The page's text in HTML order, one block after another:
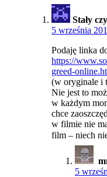
Stały
5 września
Podaję linka
https://
greed-
(w oryginale i
Nie jest to
w każdym
chce
w filmie nie
film – niech
5